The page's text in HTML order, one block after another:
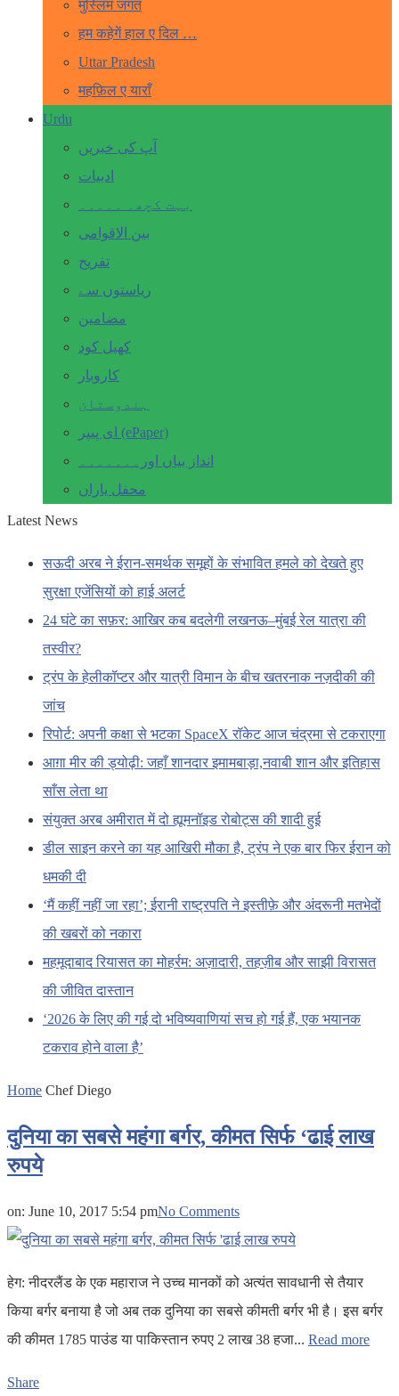
मुस्लिम जगत
हम कहेगें हाल ए दिल …
Uttar Pradesh
महफ़िल ए याराँ
Urdu
آپ کی خبریں
ادبیات
بہت کچھ۔ ۔۔۔۔۔
بین الاقوامی
تفریح
ریاستوں سے
مضامین
کھیل کود
کاروبار
ہندوستان
ای پیپر (ePaper)
انداز بیاں اور۔۔۔۔۔۔۔
محفل یاراں
Latest News
सऊदी अरब ने ईरान-समर्थक समूहों के संभावित हमले को देखते हुए
सुरक्षा एजेंसियों को हाई अलर्ट
24 घंटे का सफ़र: आखिर कब बदलेगी लखनऊ–मुंबई रेल यात्रा की
तस्वीर?
ट्रंप के हेलीकॉप्टर और यात्री विमान के बीच खतरनाक नज़दीकी की
जांच
रिपोर्ट: अपनी कक्षा से भटका SpaceX रॉकेट आज चंद्रमा से टकराएगा
आग़ा मीर की ड्योढ़ी: जहाँ शानदार इमामबाड़ा,नवाबी शान और इतिहास
साँस लेता था
संयुक्त अरब अमीरात में दो ह्यूमनॉइड रोबोट्स की शादी हुई
डील साइन करने का यह आखिरी मौका है, ट्रंप ने एक बार फिर ईरान को
धमकी दी
‘मैं कहीं नहीं जा रहा’; ईरानी राष्ट्रपति ने इस्तीफ़े और अंदरूनी मतभेदों
की खबरों को नकारा
महमूदाबाद रियासत का मोहर्रम: अज़ादारी, तहज़ीब और साझी विरासत
की जीवित दास्तान
‘2026 के लिए की गई दो भविष्यवाणियां सच हो गई हैं, एक भयानक
टकराव होने वाला है’
Home Chef Diego
दुनिया का सबसे महंगा बर्गर, कीमत सिर्फ ‘ढाई लाख
रुपये
on: June 10, 2017 5:54 pmNo Comments
हेग: नीदरलैंड के एक महाराज ने उच्च मानकों को अत्यंत सावधानी से तैयार
किया बर्गर बनाया है जो अब तक दुनिया का सबसे कीमती बर्गर भी है। इस बर्गर
की कीमत 1785 पाउंड या पाकिस्तान रुपए 2 लाख 38 हजा... Read more
Share